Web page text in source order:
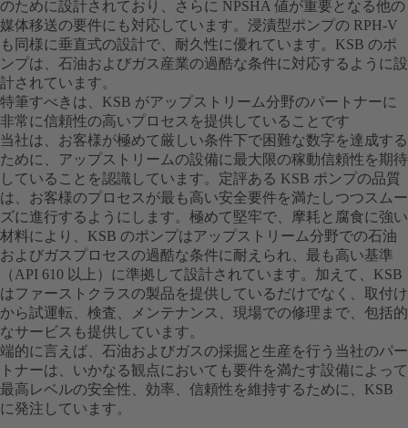
のために設計されており、さらに NPSHA 値が重要となる他の
媒体移送の要件にも対応しています。浸漬型ポンプの RPH-V
も同様に垂直式の設計で、耐久性に優れています。KSB のポ
ンプは、石油およびガス産業の過酷な条件に対応するように設
計されています。
特筆すべきは、KSB がアップストリーム分野のパートナーに
非常に信頼性の高いプロセスを提供していることです
当社は、お客様が極めて厳しい条件下で困難な数字を達成する
ために、アップストリームの設備に最大限の稼動信頼性を期待
していることを認識しています。定評ある KSB ポンプの品質
は、お客様のプロセスが最も高い安全要件を満たしつつスムー
ズに進行するようにします。極めて堅牢で、摩耗と腐食に強い
材料により、KSB のポンプはアップストリーム分野での石油
およびガスプロセスの過酷な条件に耐えられ、最も高い基準
（API 610 以上）に準拠して設計されています。加えて、KSB
はファーストクラスの製品を提供しているだけでなく、取付け
から試運転、検査、メンテナンス、現場での修理まで、包括的
なサービスも提供しています。
端的に言えば、石油およびガスの採掘と生産を行う当社のパー
トナーは、いかなる観点においても要件を満たす設備によって
最高レベルの安全性、効率、信頼性を維持するために、KSB
に発注しています。